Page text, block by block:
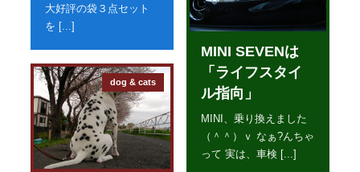
大好評の袋３点セット
を [...]
dog & cats
MINI SEVENは
「ライフスタイ
ル指向」
MINI、乗り換えました
（＾＾）ｖ なぁ?んちゃ
って 実は、車検 [...]